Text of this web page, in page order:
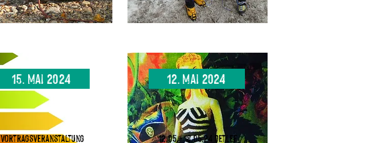
Vortragsveranstaltung
15. Mai 2024
12.05. - 18.05.24 Detlef
12. Mai 2024